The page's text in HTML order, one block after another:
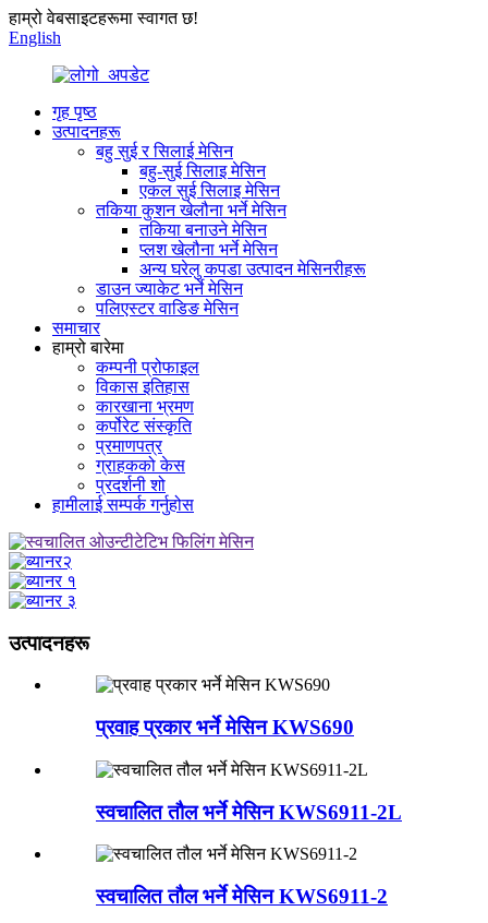
हाम्रो वेबसाइटहरूमा स्वागत छ!
English
गृह पृष्ठ
उत्पादनहरू
बहु सुई र सिलाई मेसिन
बहु-सुई सिलाइ मेसिन
एकल सुई सिलाइ मेसिन
तकिया कुशन खेलौना भर्ने मेसिन
तकिया बनाउने मेसिन
प्लश खेलौना भर्ने मेसिन
अन्य घरेलु कपडा उत्पादन मेसिनरीहरू
डाउन ज्याकेट भर्ने मेसिन
पलिएस्टर वाडिङ मेसिन
समाचार
हाम्रो बारेमा
कम्पनी प्रोफाइल
विकास इतिहास
कारखाना भ्रमण
कर्पोरेट संस्कृति
प्रमाणपत्र
ग्राहकको केस
प्रदर्शनी शो
हामीलाई सम्पर्क गर्नुहोस
उत्पादनहरू
प्रवाह प्रकार भर्ने मेसिन KWS690
स्वचालित तौल भर्ने मेसिन KWS6911-2L
स्वचालित तौल भर्ने मेसिन KWS6911-2